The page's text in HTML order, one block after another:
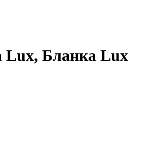
Lux, Бланка Lux